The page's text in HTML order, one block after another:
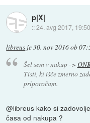
p|X|
::24. avg 2017, 19:50
libreus je30. nov 2016 ob
Šel sem v nakup ->
Tisti, ki išče zmerno
priporočam.
@libreus kako si
časa od nakupa ?